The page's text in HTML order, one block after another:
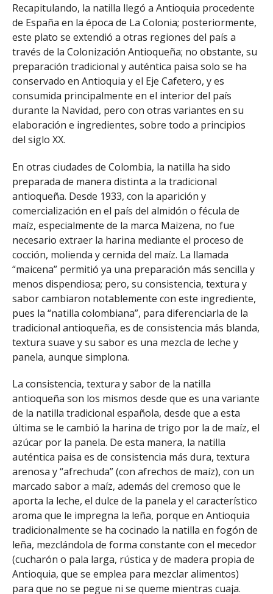
Recapitulando, la natilla llegó a Antioquia procedente
de España en la época de La Colonia; posteriormente,
este plato se extendió a otras regiones del país a
través de la Colonización Antioqueña; no obstante, su
preparación tradicional y auténtica paisa solo se ha
conservado en Antioquia y el Eje Cafetero, y es
consumida principalmente en el interior del país
durante la Navidad, pero con otras variantes en su
elaboración e ingredientes, sobre todo a principios
del siglo XX.
En otras ciudades de Colombia, la natilla ha sido
preparada de manera distinta a la tradicional
antioqueña. Desde 1933, con la aparición y
comercialización en el país del almidón o fécula de
maíz, especialmente de la marca Maizena, no fue
necesario extraer la harina mediante el proceso de
cocción, molienda y cernida del maíz. La llamada
“maicena” permitió ya una preparación más sencilla y
menos dispendiosa; pero, su consistencia, textura y
sabor cambiaron notablemente con este ingrediente,
pues la “natilla colombiana”, para diferenciarla de la
tradicional antioqueña, es de consistencia más blanda,
textura suave y su sabor es una mezcla de leche y
panela, aunque simplona.
La consistencia, textura y sabor de la natilla
antioqueña son los mismos desde que es una variante
de la natilla tradicional española, desde que a esta
última se le cambió la harina de trigo por la de maíz, el
azúcar por la panela. De esta manera, la natilla
auténtica paisa es de consistencia más dura, textura
arenosa y “afrechuda” (con afrechos de maíz), con un
marcado sabor a maíz, además del cremoso que le
aporta la leche, el dulce de la panela y el característico
aroma que le impregna la leña, porque en Antioquia
tradicionalmente se ha cocinado la natilla en fogón de
leña, mezclándola de forma constante con el mecedor
(cucharón o pala larga, rústica y de madera propia de
Antioquia, que se emplea para mezclar alimentos)
para que no se pegue ni se queme mientras cuaja.